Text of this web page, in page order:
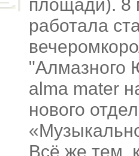
площади). 8
работала
"Алмазного
alma mater
нового
Всё же тем,